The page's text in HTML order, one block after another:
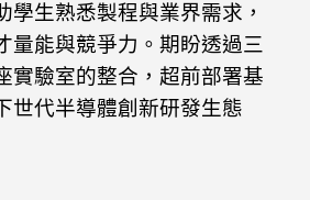
學生熟悉製程與業界需求，
量能與競爭力。期盼透過三
實驗室的整合，超前部署基
世代半導體創新研發生態